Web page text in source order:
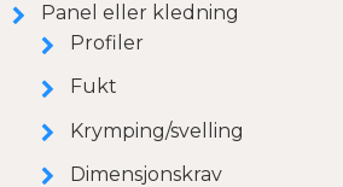
Panel eller kledning
Profiler
Fukt
Krymping/svelling
Dimensjonskrav